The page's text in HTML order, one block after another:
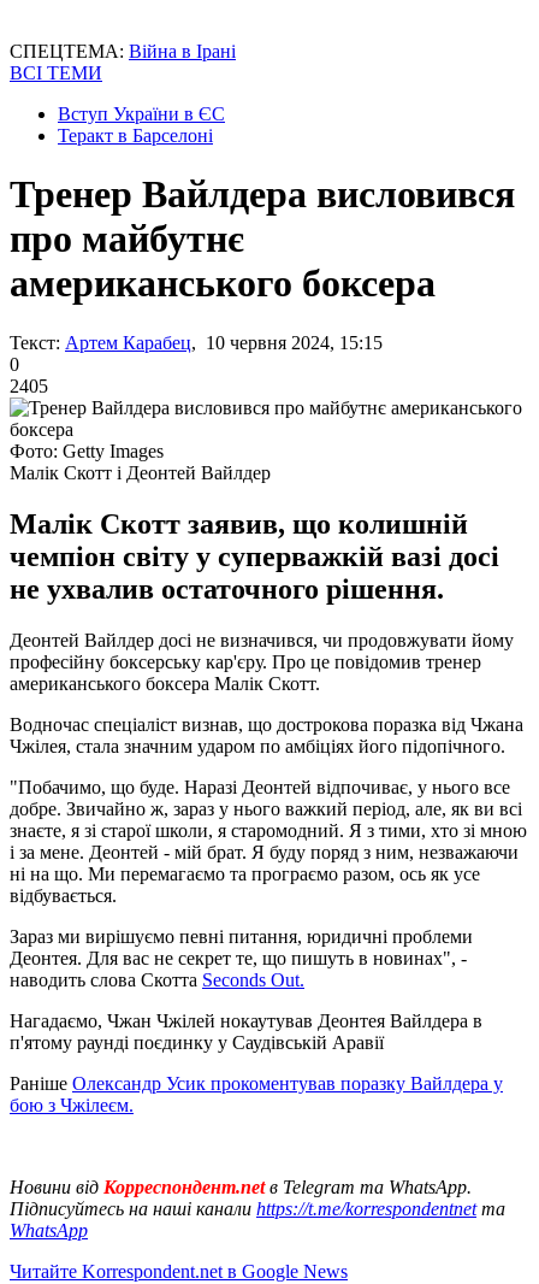
СПЕЦТЕМА: Війна в Ірані
ВСІ ТЕМИ
Вступ України в ЄС
Теракт в Барселоні
Тренер Вайлдера висловився
про майбутнє
американського боксера
Текст: Артем Карабец, 10 червня 2024, 15:15
0
2405
Фото: Getty Images
Малік Скотт і Деонтей Вайлдер
Малік Скотт заявив, що колишній
чемпіон світу у суперважкій вазі досі
не ухвалив остаточного рішення.
Деонтей Вайлдер досі не визначився, чи продовжувати йому
професійну боксерську кар'єру. Про це повідомив тренер
американського боксера Малік Скотт.
Водночас спеціаліст визнав, що дострокова поразка від Чжана
Чжілея, стала значним ударом по амбіціях його підопічного.
"Побачимо, що буде. Наразі Деонтей відпочиває, у нього все
добре. Звичайно ж, зараз у нього важкий період, але, як ви всі
знаєте, я зі старої школи, я старомодний. Я з тими, хто зі мною
і за мене. Деонтей - мій брат. Я буду поряд з ним, незважаючи
ні на що. Ми перемагаємо та програємо разом, ось як усе
відбувається.
Зараз ми вирішуємо певні питання, юридичні проблеми
Деонтея. Для вас не секрет те, що пишуть в новинах", -
наводить слова Скотта Seconds Out.
Нагадаємо, Чжан Чжілей нокаутував Деонтея Вайлдера в
п'ятому раунді поєдинку у Саудівській Аравії
Раніше Олександр Усик прокоментував поразку Вайлдера у
бою з Чжілеєм.
Новини від Корреспондент.netв Telegram та WhatsApp.
Підписуйтесь на наші канали https://t.me/korrespondentnetта
WhatsApp
Читайте Korrespondent.net в Google News